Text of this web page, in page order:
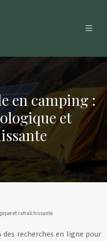
en camping :
et
et rafraîchissante
recherches en ligne pour